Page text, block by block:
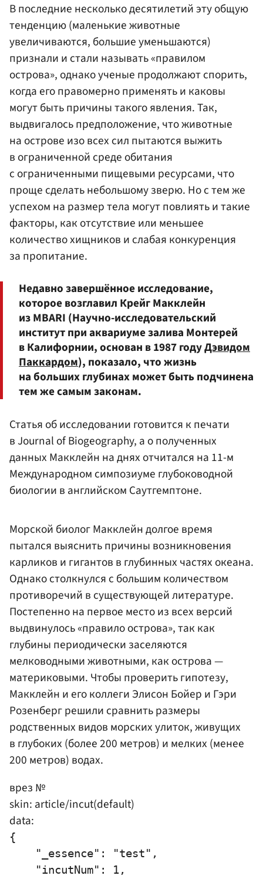
В последние несколько десятилетий эту общую
тенденцию (маленькие животные
увеличиваются, большие уменьшаются)
признали и стали называть «правилом
острова», однако ученые продолжают спорить,
когда его правомерно применять и каковы
могут быть причины такого явления. Так,
выдвигалось предположение, что животные
на острове изо всех сил пытаются выжить
в ограниченной среде обитания
с ограниченными пищевыми ресурсами, что
проще сделать небольшому зверю. Но с тем же
успехом на размер тела могут повлиять и такие
факторы, как отсутствие или меньшее
количество хищников и слабая конкуренция
за пропитание.
Недавно завершённое исследование,
которое возглавил Крейг Макклейн
из MBARI (Научно-исследовательский
институт при аквариуме залива Монтерей
в Калифорнии, основан в 1987 годуДэвидом
Паккардом), показало, что жизнь
на больших глубинах может быть подчинена
тем же самым законам.
Статья об исследовании готовится к печати
в Journal of Biogeography, а о полученных
данных Макклейн на днях отчитался на 11-м
Международном симпозиуме глубоководной
биологии в английском Саутгемптоне.
Морской биолог Макклейн долгое время
пытался выяснить причины возникновения
карликов и гигантов в глубинных частях океана.
Однако столкнулся с большим количеством
противоречий в существующей литературе.
Постепенно на первое место из всех версий
выдвинулось «правило острова», так как
глубины периодически заселяются
мелководными животными, как острова —
материковыми. Чтобы проверить гипотезу,
Макклейн и его коллеги Элисон Бойер и Гэри
Розенберг решили сравнить размеры
родственных видов морских улиток, живущих
в глубоких (более 200 метров) и мелких (менее
200 метров) водах.
врез №
skin: article/incut(default)
data:
{
    "_essence": "test",
    "incutNum": 1,